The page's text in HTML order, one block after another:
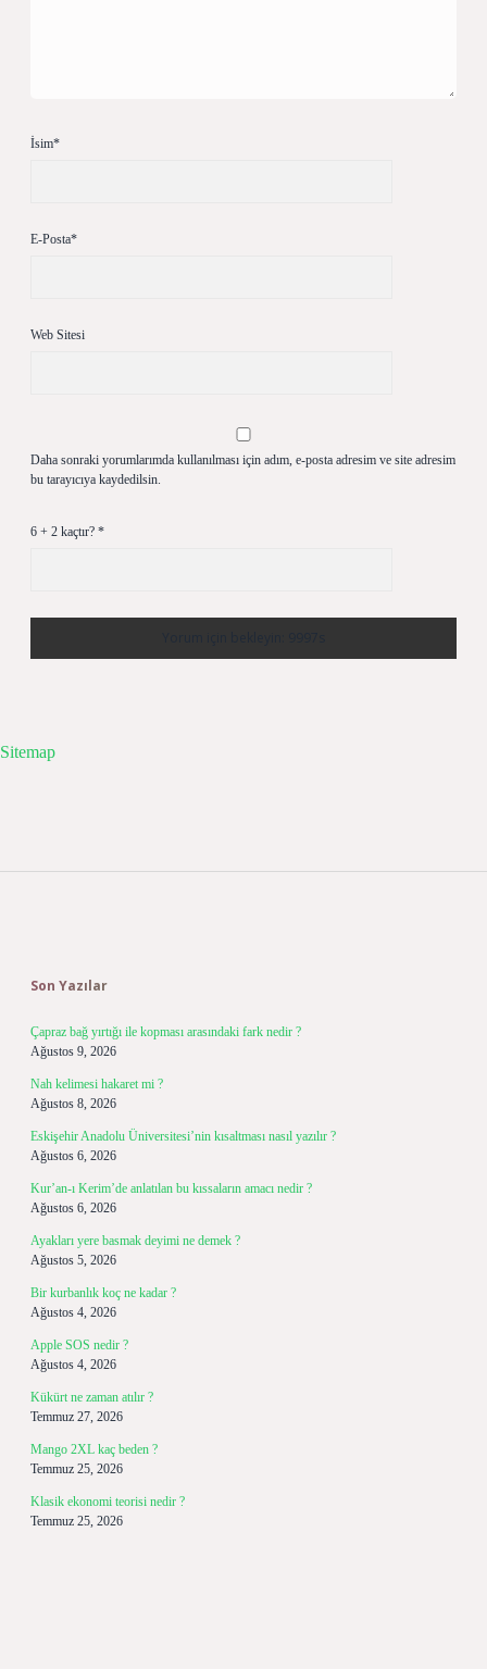
İsim*
E-Posta*
Web Sitesi
Daha sonraki yorumlarımda kullanılması için adım, e-posta adresim ve site adresim
bu tarayıcıya kaydedilsin.
6 + 2 kaçtır? *
Sitemap
Son Yazılar
Çapraz bağ yırtığı ile kopması arasındaki fark nedir ?
Ağustos 9, 2026
Nah kelimesi hakaret mi ?
Ağustos 8, 2026
Eskişehir Anadolu Üniversitesi’nin kısaltması nasıl yazılır ?
Ağustos 6, 2026
Kur’an-ı Kerim’de anlatılan bu kıssaların amacı nedir ?
Ağustos 6, 2026
Ayakları yere basmak deyimi ne demek ?
Ağustos 5, 2026
Bir kurbanlık koç ne kadar ?
Ağustos 4, 2026
Apple SOS nedir ?
Ağustos 4, 2026
Kükürt ne zaman atılır ?
Temmuz 27, 2026
Mango 2XL kaç beden ?
Temmuz 25, 2026
Klasik ekonomi teorisi nedir ?
Temmuz 25, 2026